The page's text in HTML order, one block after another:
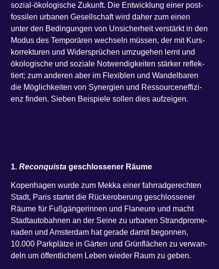
sozi­al-öko­lo­gi­sche Zukunft. Die Ent­wick­lung einer post-
fos­si­len urba­nen Gesell­schaft wird daher zum einen
unter den Bedin­gun­gen von Unsi­cher­heit ver­stärkt in den
Modus des Tem­po­rä­ren wech­seln müs­sen, der mit Kurs­
kor­rek­tu­ren und Wider­sprü­chen umzu­ge­hen lernt und
öko­lo­gi­sche und sozia­le Not­wen­dig­kei­ten stär­ker reflek­
tiert; zum ande­ren aber im Fle­xi­blen und Wan­del­ba­ren
die Mög­lich­kei­ten von Syn­er­gi­en und Res­sour­cen­ef­fi­zi­
enz fin­den. Sie­ben Bei­spie­le sol­len dies aufzeigen.
1. Recon­quis­ta geschlos­se­ner Räume
Kopen­ha­gen wur­de zum Mek­ka einer fahr­rad­ge­rech­ten
Stadt, Paris star­tet die Rück­erobe­rung geschlos­se­ner
Räu­me für Fuß­gän­ge­rin­nen und Fla­neu­re und macht
Stadt­au­to­bah­nen an der Sei­ne zu urba­nen Strand­pro­me­
na­den und Ams­ter­dam hat gera­de damit begon­nen,
10.000 Park­plät­ze in Gär­ten und Grün­flä­chen zu ver­wan­
deln um öffent­li­chem Leben wie­der Raum zu geben.